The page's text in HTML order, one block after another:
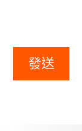
發送